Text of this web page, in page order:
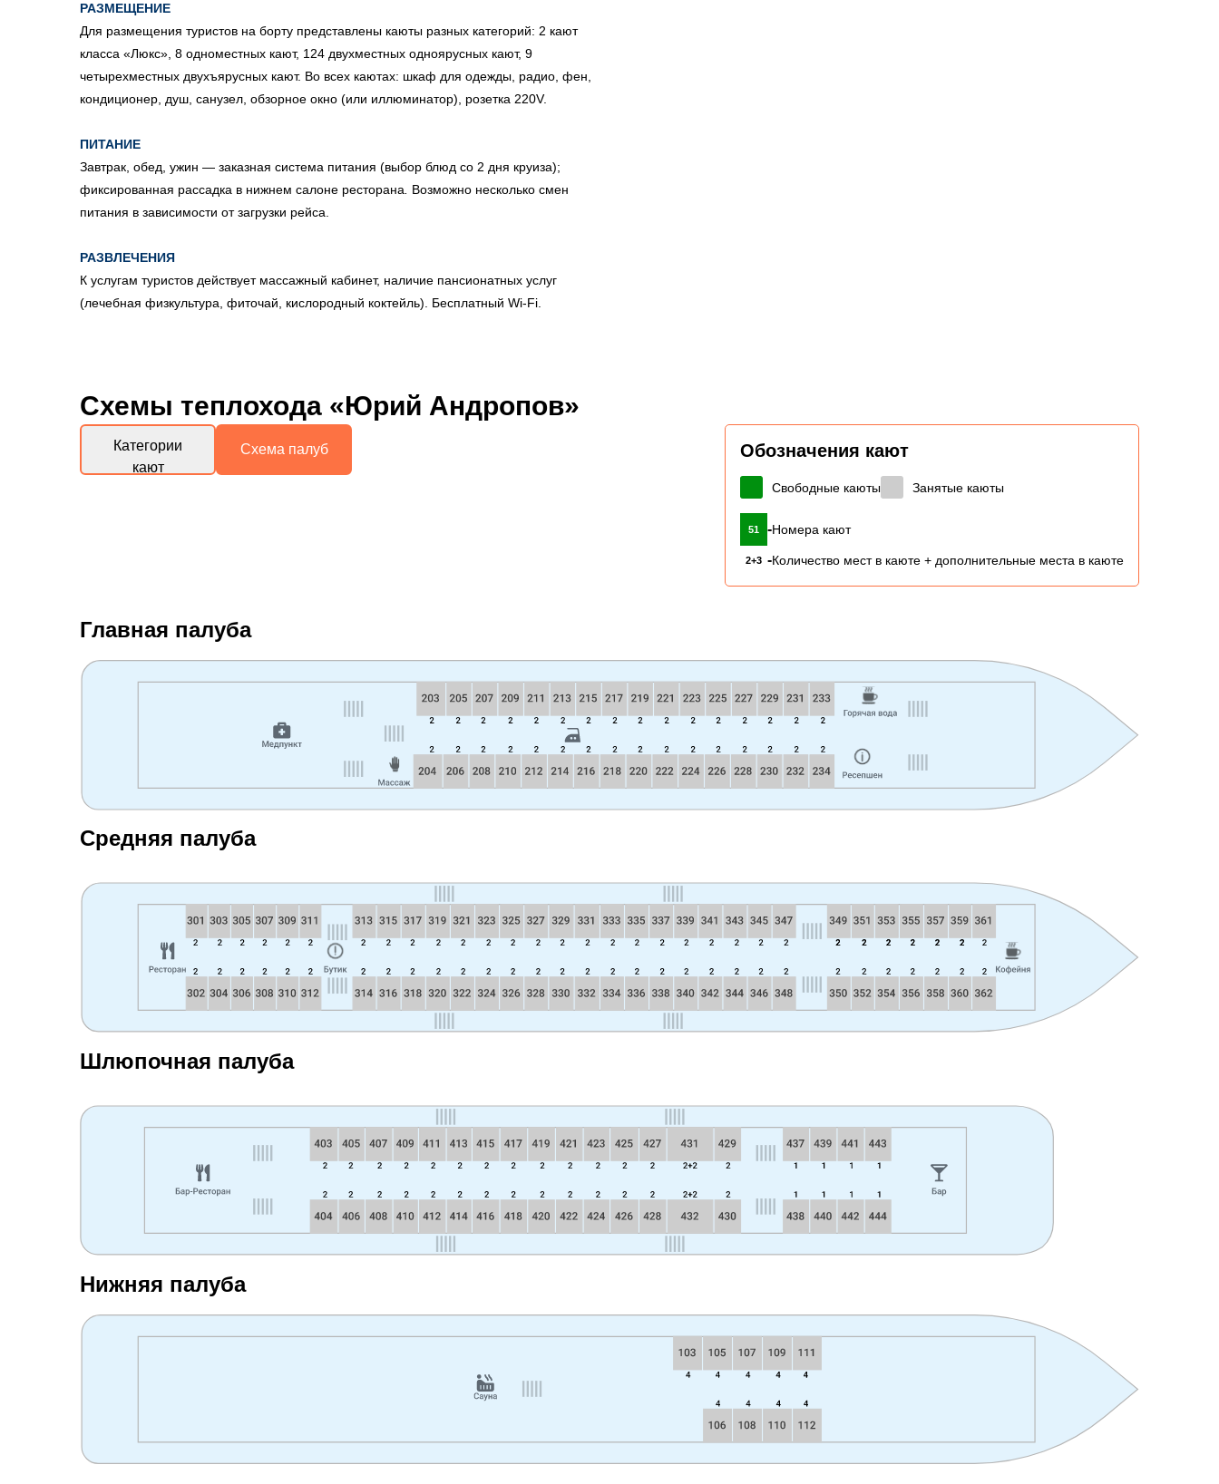
РАЗМЕЩЕНИЕ
Для размещения туристов на борту представлены каюты разных категорий: 2 кают
класса «Люкс», 8 одноместных кают, 124 двухместных одноярусных кают, 9
четырехместных двухъярусных кают. Во всех каютах: шкаф для одежды, радио, фен,
кондиционер, душ, санузел, обзорное окно (или иллюминатор), розетка 220V.
ПИТАНИЕ
Завтрак, обед, ужин — заказная система питания (выбор блюд со 2 дня круиза);
фиксированная рассадка в нижнем салоне ресторана
Возможно несколько смен
питания в зависимости от загрузки рейса.
РАЗВЛЕЧЕНИЯ
К услугам туристов действует массажный кабинет, наличие пансионатных услуг
(лечебная физкультура, фиточай, кислородный коктейль). Бесплатный Wi-Fi.
Схемы теплохода «Юрий Андропов»
Обозначения кают
Свободные каюты Занятые каюты
51 -Номера кают
2+3 -Количество мест в каюте + дополнительные места в каюте
Категории
кают
Схема палуб
Главная палуба
Средняя палуба
Шлюпочная палуба
Нижняя палуба